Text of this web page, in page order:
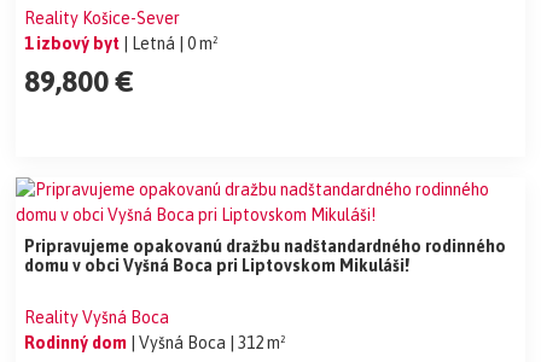
Reality Košice-Sever
1 izbový byt
| Letná | 0 m²
89,800 €
Pripravujeme opakovanú dražbu nadštandardného rodinného
domu v obci Vyšná Boca pri Liptovskom Mikuláši!
Reality Vyšná Boca
Rodinný dom
| Vyšná Boca | 312 m²